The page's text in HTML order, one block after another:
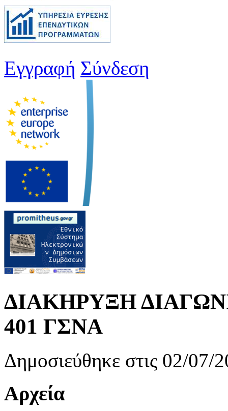
Εγγραφή Σύνδεση
ΔΙΑΚΗΡΥΞΗ
401 ΓΣΝΑ
Δημοσιεύθηκε στις 02/07/
Αρχεία